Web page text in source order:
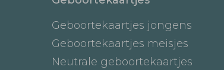
Geboortekaartjes jongens
Geboortekaartjes meisjes
Neutrale geboortekaartjes